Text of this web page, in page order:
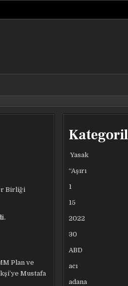
Birliği
Plan ve
Mustafa
Yasak
“Aşırı
1
15
2022
30
ABD
acı
adana